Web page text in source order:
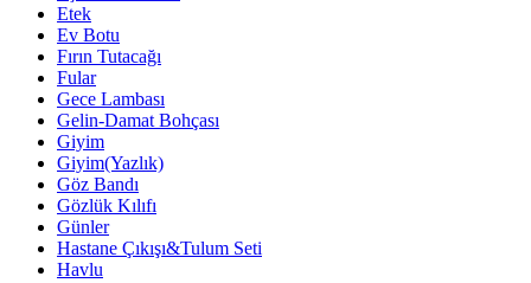
Etek
Ev Botu
Fırın Tutacağı
Fular
Gece Lambası
Gelin-Damat Bohçası
Giyim
Giyim(Yazlık)
Göz Bandı
Gözlük Kılıfı
Günler
Hastane Çıkışı&Tulum Seti
Havlu